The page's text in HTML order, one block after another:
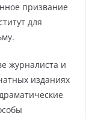
призвание
для
журналиста и
изданиях